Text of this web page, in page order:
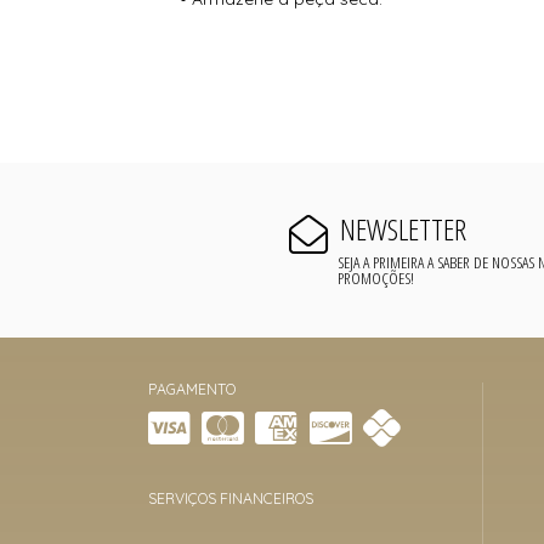
NEWSLETTER
SEJA A PRIMEIRA A SABER DE NOSSAS
PROMOÇÕES!
PAGAMENTO
SERVIÇOS FINANCEIROS